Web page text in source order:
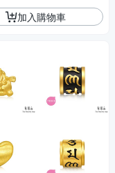
加入購物車